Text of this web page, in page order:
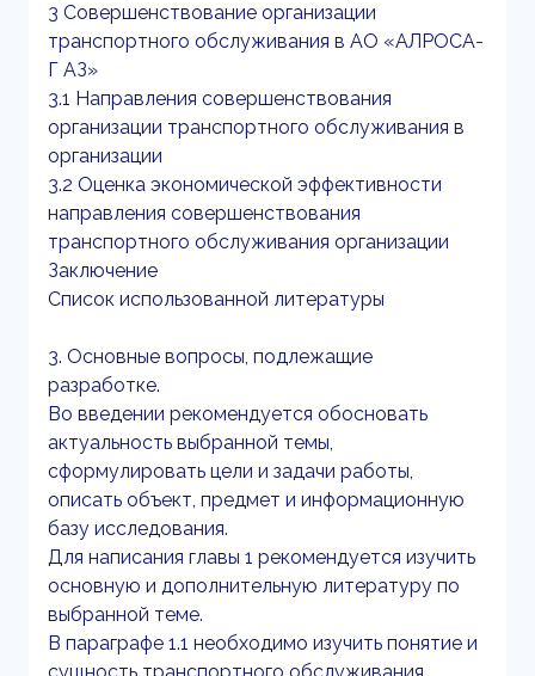
3 Совершенствование организации
транспортного обслуживания в АО «АЛРОСА-
Г АЗ»
3.1 Направления совершенствования
организации транспортного обслуживания в
организации
3.2 Оценка экономической эффективности
направления совершенствования
транспортного обслуживания организации
Заключение
Список использованной литературы
3. Основные вопросы, подлежащие
разработке.
Во введении рекомендуется обосновать
актуальность выбранной темы,
сформулировать цели и задачи работы,
описать объект, предмет и информационную
базу исследования.
Для написания главы 1 рекомендуется изучить
основную и дополнительную литературу по
выбранной теме.
В параграфе 1.1 необходимо изучить понятие и